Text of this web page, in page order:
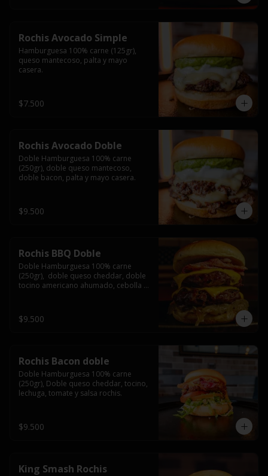
Rochis Avocado Simple
Hamburguesa 100% carne (125gr),
queso mantecoso, palta y mayo
casera.
$7.500
Rochis Avocado Doble
Doble Hamburguesa 100% carne
(250gr), doble queso mantecoso,
doble bacon, palta y mayo casera.
$9.500
Rochis BBQ Doble
Doble Hamburguesa 100% carne
(250gr),  doble queso cheddar, doble
tocino americano ahumado, cebolla
$9.500
Rochis Bacon doble
Doble Hamburguesa 100% carne
(250gr), Doble queso cheddar, tocino,
lechuga, tomate y salsa rochis.
$9.500
King Smash Rochis